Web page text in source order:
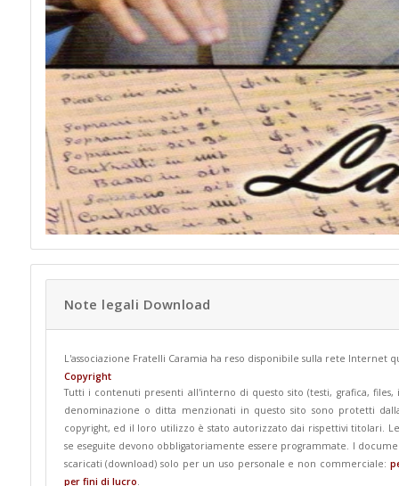
Note legali Download
L'associazione Fratelli Caramia ha reso disponibile sulla rete Internet
Copyright
Tutti i contenuti presenti all'interno di questo sito (testi, grafica,
denominazione o ditta menzionati in questo sito sono protetti
copyright, ed il loro utilizzo è stato autorizzato dai rispettivi titolari.
se eseguite devono obbligatoriamente essere programmate. I
scaricati (download) solo per un uso personale e non commerciale:
per fini di lucro